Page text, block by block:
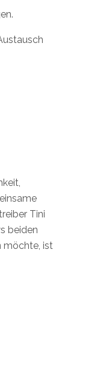
Tini
beiden
möchte, ist